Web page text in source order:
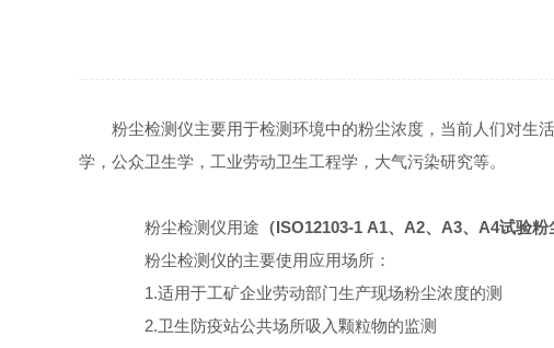
粉尘检测仪主要用于检测环境中的粉尘浓度，当前人们对生
学，公众卫生学，工业劳动卫生工程学，大气污染研究等。
粉尘检测仪用途 （ISO12103-1 A1、A2、A3、A4试验粉
粉尘检测仪的主要使用应用场所：
1.适用于工矿企业劳动部门生产现场粉尘浓度的测
2.卫生防疫站公共场所吸入颗粒物的监测